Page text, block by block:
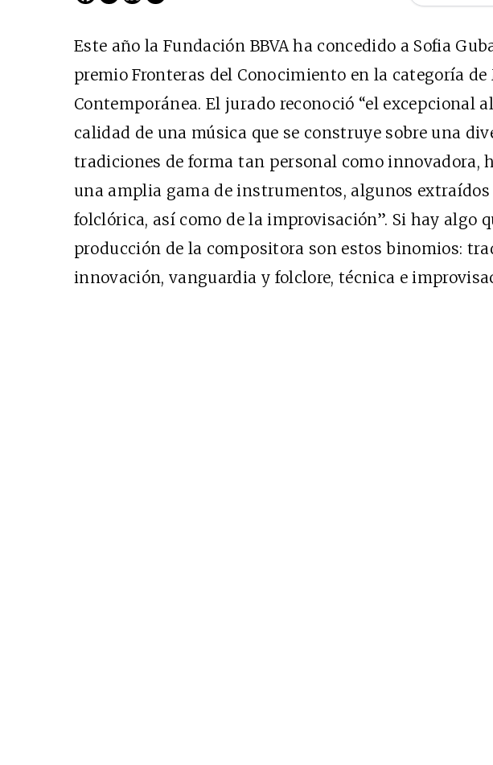
Este año la Fundación BBVA ha concedido a Sofia
premio Fronteras del Conocimiento en la categoría de
Contemporánea. El jurado reconoció “el excepcional
calidad de una música que se construye sobre una
tradiciones de forma tan personal como innovadora,
una amplia gama de instrumentos, algunos extraídos
folclórica, así como de la improvisación”. Si hay algo
producción de la compositora son estos binomios:
innovación, vanguardia y folclore, técnica e
Cine
EDICIÓN
SUSCRÍBETE